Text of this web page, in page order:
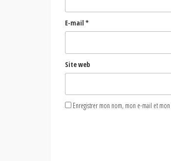
E-mail *
Site web
Enregistrer mon nom, mon e-mail et